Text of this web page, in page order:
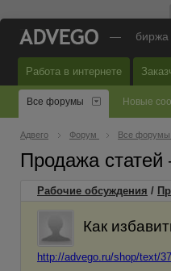
— биржа
Работа в интернете
Все форумы Новые
Адвего Форум Все форумы
Продажа
Рабочие обсуждения /
Как
http://advego.ru/shop/text/